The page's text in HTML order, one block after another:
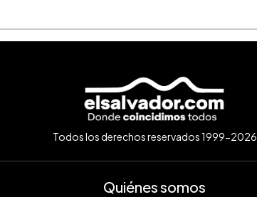
Todos los derechos reservados 1999-2026
Quiénes somos